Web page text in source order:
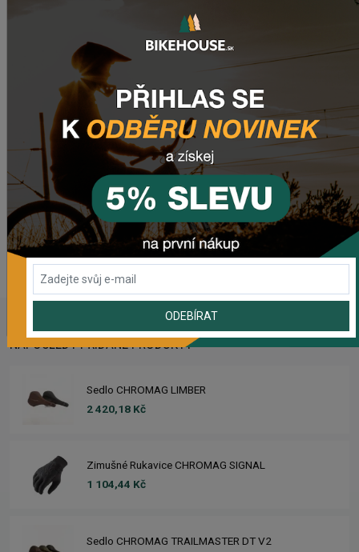
: Maxxis Rekon 27,5x2.4", EXO, 60TPI
: tubeless kit (liquid, valves, levers, manual,
tool), inner tube supplied
Potřebujete poradit s výběrem?Tak potom určitě
navštivte naši sekciJak vybrat kolo.
Nenašli jste tam odpověď na Váš dotaz?
Zanechte námemail, zprávu naFacebookunebo
využijte náš
chat(zelené tlačítko vpravo dole).
WEBOVÁ STRÁNKA VÝROBCE
www.liv-cycling.com
NAPOSLEDY PŘIDANÉ PRODUKTY
Sedlo CHROMAG LIMBER
2 420,18 Kč
Zimušné Rukavice CHROMAG SIGNAL
1 104,44 Kč
Sedlo CHROMAG TRAILMASTER DT V2
ODEBÍRAT